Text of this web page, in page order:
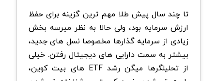
تا چند سال پیش طلا مهم ترین گزینه برای حفظ
ارزش سرمایه بود، ولی حالا به نظر میرسه بخش
زیادی از سرمایه گذارها مخصوصا نسل های جدید،
بیشتر به سمت دارایی های دیجیتال رفتن. خیلی
از تحلیلگرها میگن رشد ETF های بیت کوین،